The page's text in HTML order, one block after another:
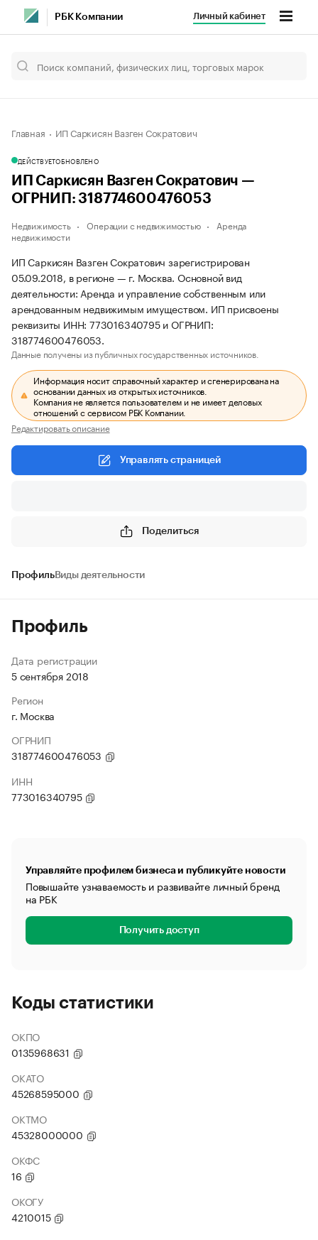
РБК Компании Личный кабинет
Главная ИП Саркисян Вазген Сократович
ДЕЙСТВУЕТОБНОВЛЕНО
ИП Саркисян Вазген Сократович —
ОГРНИП: 318774600476053
Недвижимость Операции с недвижимостью
Аренда
недвижимости
ИП Саркисян Вазген Сократович зарегистрирован
05.09.2018, в регионе — г. Москва. Основной вид
деятельности: Аренда и управление собственным или
арендованным недвижимым имуществом. ИП присвоены
реквизиты ИНН: 773016340795 и ОГРНИП:
318774600476053.
Данные получены из публичных государственных источников.
Информация носит справочный характер и сгенерирована на
основании данных из открытых источников.
Компания не является пользователем и не имеет деловых
отношений с сервисом РБК Компании.
Редактировать описание
Управлять страницей
Поделиться
ПрофильВиды деятельности
Профиль
Дата регистрации
5 сентября 2018
Регион
г. Москва
ОГРНИП
318774600476053
ИНН
773016340795
Управляйте профилем бизнеса и публикуйте новости
Повышайте узнаваемость и развивайте личный бренд
на РБК
Получить доступ
Коды статистики
ОКПО
0135968631
ОКАТО
45268595000
ОКТМО
45328000000
ОКФС
16
ОКОГУ
4210015